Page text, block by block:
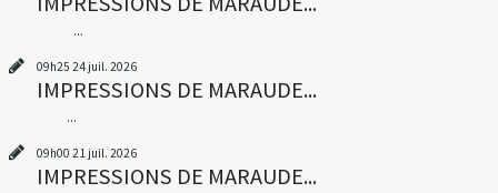
...
09h25 24 juil. 2026
IMPRESSIONS DE MARAUDE...
...
09h00 21 juil. 2026
IMPRESSIONS DE MARAUDE...